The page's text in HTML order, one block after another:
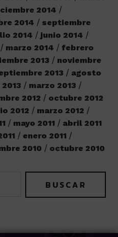
2014
2014
septiembre
2014
junio 2014
marzo 2014
febrero
2013
noviembre
2013
agosto
marzo 2013
2012
octubre 2012
2012
marzo 2012
mayo 2011
abril 2011
enero 2011
2010 octubre 2010